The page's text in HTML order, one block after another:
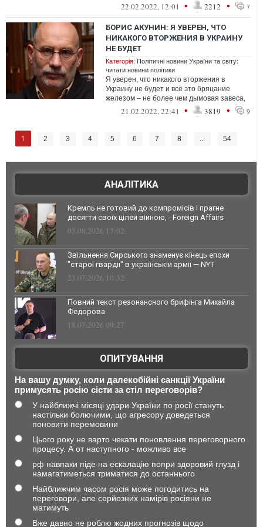
ОРДЛО.22.02.2022, 12:01 • 2212 • 7
БОРИС АКУНИН: Я УВЕРЕН, ЧТО
НИКАКОГО ВТОРЖЕНИЯ В УКРАИНУ
НЕ БУДЕТ
Категорія: Політичні новини України та світу:
читати новини політики
Я уверен, что никакого вторжения в
Украину не будет и всё это бряцание
железом – не более чем дымовая завеса,
чтобы оттягать Донбасс, и так уже оккупи...
21.02.2022, 22:41 • 3819 • 9
1 2 3 4 5 6 7 8 ... 54
АНАЛІТИКА
Кремль не готовий до компромісів і прагне
досягти своїх цілей війною, - Foreign Affairs
03.08.2026 13:02
Звільнення Сирського знаменує кінець епохи
"старої гвардії" в українській армії — NYT
23.07.2026 10:32
Повний текст резонансного брифінга Михайла
Федорова
18.07.2026 09:27
ОПИТУВАННЯ
На вашу думку, коли далекобійні санкції України
примусять росію сісти за стіл переговорів?
У найближчі місяці удари України по росії стануть
настільки болючими, що агресору доведеться
поновити перемовини
Цього року не варто чекати поновлення переговорного
процесу. А от наступного - можливо все
рф навпаки піде на ескалацію попри здоровий глузд і
намагатиметься триматися до останнього
Найближчим часом росія може погодитись на
переговори, але серйозних намірів росіяни не
матимуть
Вже давно не роблю жодних прогнозів щодо